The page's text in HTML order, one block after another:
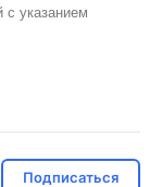
указанием
Подписаться